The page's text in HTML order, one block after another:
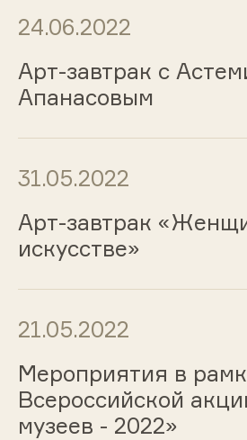
24.06.2022
Арт-завтрак с
Апанасовым
31.05.2022
Арт-завтрак
искусстве»
21.05.2022
Мероприятия в
Всероссийской
музеев - 2022»